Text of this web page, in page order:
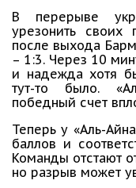
В перерыве
урезонить своих
после выхода
– 1:3. Через 10
и надежда хотя
тут-то было.
победный счет
Теперь у «Аль-
баллов и
Команды отстают
но разрыв может